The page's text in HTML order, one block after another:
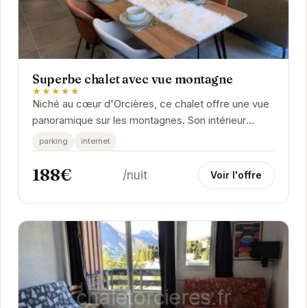
Superbe chalet avec vue montagne
★★★★★
Niché au cœur d'Orcières, ce chalet offre une vue
panoramique sur les montagnes. Son intérieur
chaleureux et spacieux est parfait pour se...
parking internet
188€ /nuit Voir l'offre